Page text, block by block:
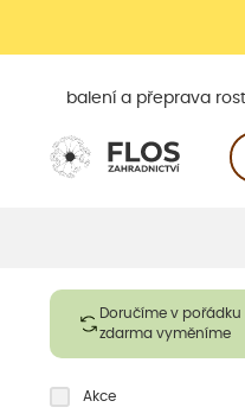
balení a přeprava
Doručíme v
zdarma vyměníme
Akce